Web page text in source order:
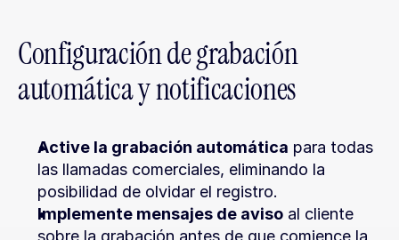
Configuración de grabación
automática y notificaciones
Active la grabación automática para todas
las llamadas comerciales, eliminando la
posibilidad de olvidar el registro.
Implemente mensajes de aviso al cliente
sobre la grabación antes de que comience la